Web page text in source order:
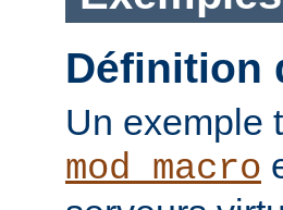
Définition
Un exemple
mod_macro